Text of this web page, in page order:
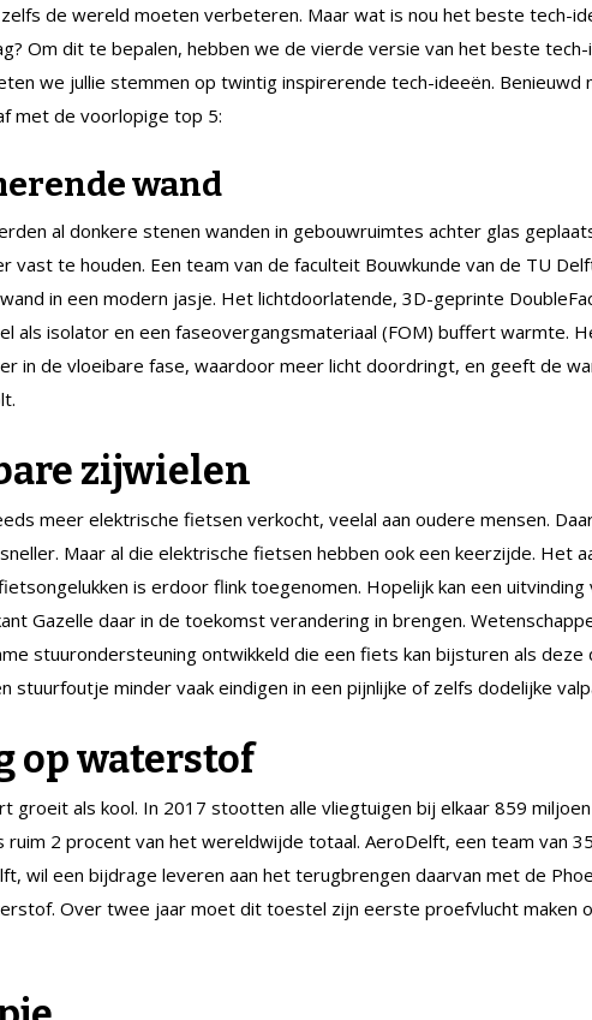
de wereld moeten verbeteren. Maar wat is nou het beste tech-
Om dit te bepalen, hebben we de vierde versie van het beste tech-
we jullie stemmen op twintig inspirerende tech-ideeën. Benieuwd
met de voorlopige top 5:
wand
al donkere stenen wanden in gebouwruimtes achter glas
vast te houden. Een team van de faculteit Bouwkunde van de TU
in een modern jasje. Het lichtdoorlatende, 3D-geprinte
als isolator en een faseovergangsmateriaal (FOM) buffert warmte.
in de vloeibare fase, waardoor meer licht doordringt, en geeft de
zijwielen
meer elektrische fietsen verkocht, veelal aan oudere mensen.
Maar al die elektrische fietsen hebben ook een keerzijde. Het
is erdoor flink toegenomen. Hopelijk kan een uitvinding
Gazelle daar in de toekomst verandering in brengen.
stuurondersteuning ontwikkeld die een fiets kan bijsturen als deze
stuurfoutje minder vaak eindigen in een pijnlijke of zelfs dodelijke
op waterstof
groeit als kool. In 2017 stootten alle vliegtuigen bij elkaar 859
ruim 2 procent van het wereldwijde totaal. AeroDelft, een team van 35
wil een bijdrage leveren aan het terugbrengen daarvan met de
Over twee jaar moet dit toestel zijn eerste proefvlucht maken